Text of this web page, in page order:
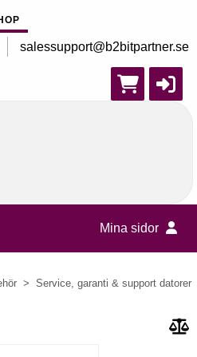
salessupport@b2bitpartner.se
Mina sidor
Service, garanti & support datorer